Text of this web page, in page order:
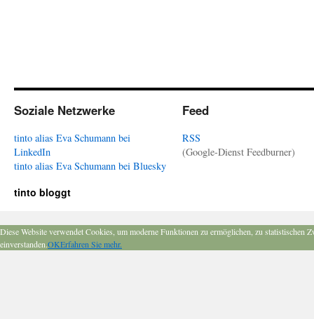
Soziale Netzwerke
tinto alias Eva Schumann bei
LinkedIn
tinto alias Eva Schumann bei Bluesky
Feed
RSS
(Google-Dienst Feedburner)
tinto bloggt
Diese Website verwendet Cookies, um moderne Funktionen zu ermöglichen, zu
einverstanden.OKErfahren Sie mehr.